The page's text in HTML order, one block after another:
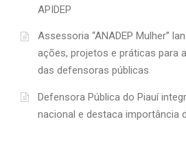
APIDEP
Assessoria “ANADEP Mulher”
ações, projetos e práticas para
das defensoras públicas
Defensora Pública do Piauí
nacional e destaca importância